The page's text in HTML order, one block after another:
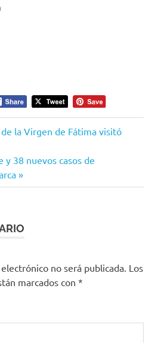
la Virgen de Fátima visitó
38 nuevos casos de
no será publicada. Los
marcados con *